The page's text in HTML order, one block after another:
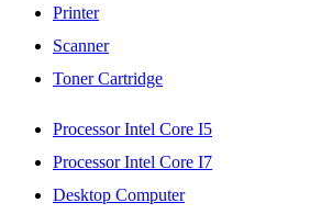
Printer
Scanner
Toner Cartridge
Processor Intel Core I5
Processor Intel Core I7
Desktop Computer